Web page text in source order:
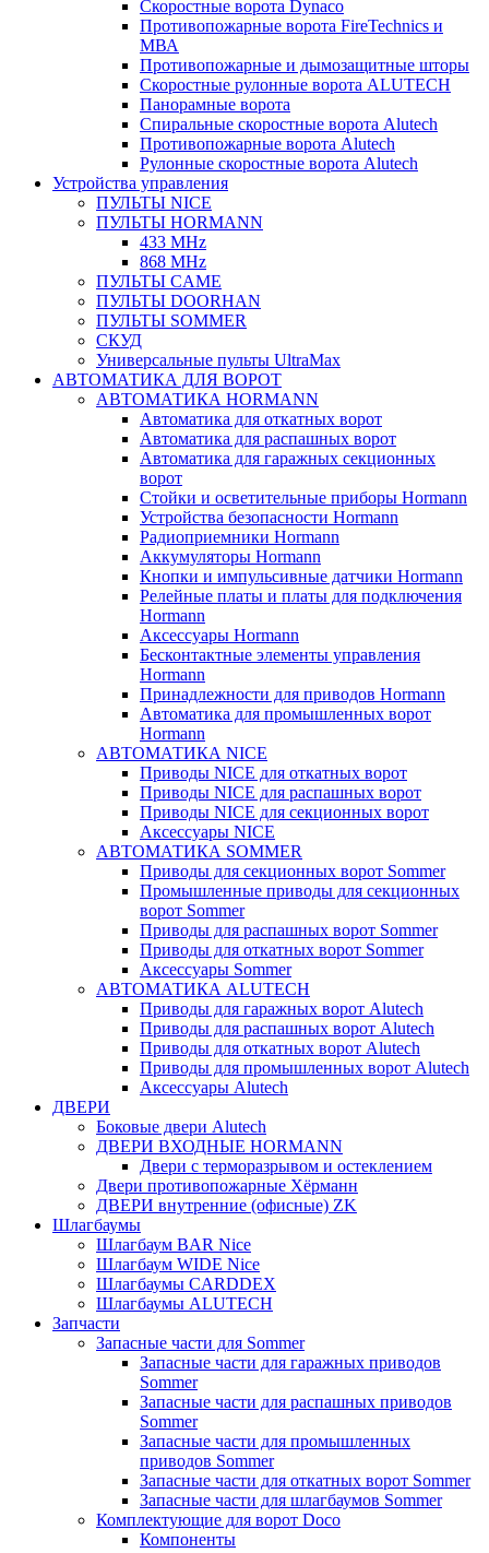
Скоростные ворота Dynaco
Противопожарные ворота FireTechnics и
МВА
Противопожарные и дымозащитные шторы
Скоростные рулонные ворота ALUTECH
Панорамные ворота
Спиральные скоростные ворота Alutech
Противопожарные ворота Alutech
Рулонные скоростные ворота Alutech
Устройства управления
ПУЛЬТЫ NICE
ПУЛЬТЫ HORMANN
433 MHz
868 MHz
ПУЛЬТЫ CAME
ПУЛЬТЫ DOORHAN
ПУЛЬТЫ SOMMER
СКУД
Универсальные пульты UltraMax
АВТОМАТИКА ДЛЯ ВОРОТ
АВТОМАТИКА HORMANN
Автоматика для откатных ворот
Автоматика для распашных ворот
Автоматика для гаражных секционных
ворот
Стойки и осветительные приборы Hormann
Устройства безопасности Hormann
Радиоприемники Hormann
Аккумуляторы Hormann
Кнопки и импульсивные датчики Hormann
Релейные платы и платы для подключения
Hormann
Аксессуары Hormann
Бесконтактные элементы управления
Hormann
Принадлежности для приводов Hormann
Автоматика для промышленных ворот
Hormann
АВТОМАТИКА NICE
Приводы NICE для откатных ворот
Приводы NICE для распашных ворот
Приводы NICE для секционных ворот
Аксессуары NICE
АВТОМАТИКА SOMMER
Приводы для секционных ворот Sommer
Промышленные приводы для секционных
ворот Sommer
Приводы для распашных ворот Sommer
Приводы для откатных ворот Sommer
Аксессуары Sommer
АВТОМАТИКА ALUTECH
Приводы для гаражных ворот Alutech
Приводы для распашных ворот Alutech
Приводы для откатных ворот Alutech
Приводы для промышленных ворот Alutech
Аксессуары Alutech
ДВЕРИ
Боковые двери Alutech
ДВЕРИ ВХОДНЫЕ HORMANN
Двери с терморазрывом и остеклением
Двери противопожарные Хёрманн
ДВЕРИ внутренние (офисные) ZK
Шлагбаумы
Шлагбаум BAR Nice
Шлагбаум WIDE Nice
Шлагбаумы CARDDEX
Шлагбаумы ALUTECH
Запчасти
Запасные части для Sommer
Запасные части для гаражных приводов
Sommer
Запасные части для распашных приводов
Sommer
Запасные части для промышленных
приводов Sommer
Запасные части для откатных ворот Sommer
Запасные части для шлагбаумов Sommer
Комплектующие для ворот Doco
Компоненты